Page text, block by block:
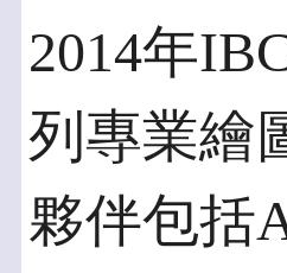
2014年
列專業繪
夥伴包括